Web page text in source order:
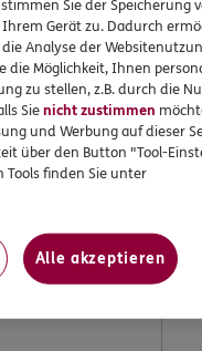
Sie der Speicherung
Gerät zu. Dadurch
Analyse der
die Möglichkeit, Ihnen
zu stellen, z.B. durch die
Sienicht zustimmen
und Werbung auf dieser
über den Button "Tool-
Tools finden Sie unter
Alle akzeptieren